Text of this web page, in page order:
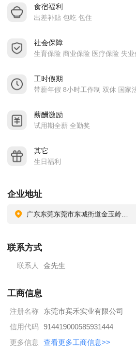
过本公司在卓博人才网上留下的联系方
所在地以外地点对求职者进行面试，请
食宿福利
出差补贴 包吃 包住
社会保障
生育保险 商业保险 医疗保险 失
工时假期
带薪年假 8小时工作制 双休 国家
薪酬激励
试用期全薪 全勤奖
其它
生日福利
企业地址
联系方式
联系人 金先生
工商信息
注册名称
东莞市宾禾实业有限公司
信用代码 914419000585931444
更多信息
查看更多工商信息>>